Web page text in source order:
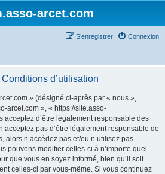
arcet.com
Connexion
S’enregistrer
d’utilisation
» (désigné ci-après par « nous »,
arcet.com », « https://site.asso-
acceptez d’être légalement responsable des
pas d’être légalement responsable de
alors n’accédez pas et/ou n’utilisez pas
pouvons modifier celles-ci à n’importe quel
que vous en soyez informé, bien qu’il soit
celles-ci par vous-même. Si vous continuez